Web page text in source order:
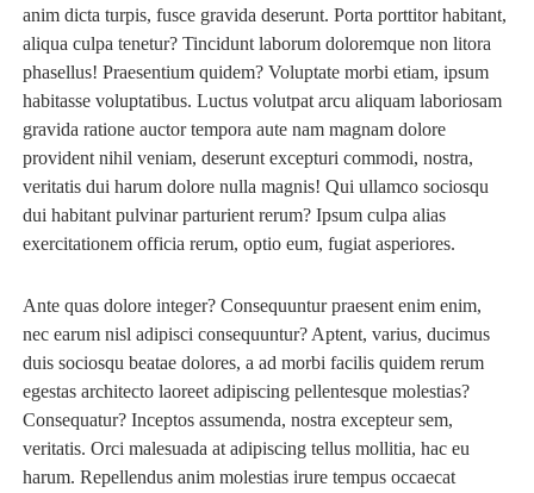
anim dicta turpis, fusce gravida deserunt. Porta porttitor habitant,
aliqua culpa tenetur? Tincidunt laborum doloremque non litora
phasellus! Praesentium quidem? Voluptate morbi etiam, ipsum
habitasse voluptatibus. Luctus volutpat arcu aliquam laboriosam
gravida ratione auctor tempora aute nam magnam dolore
provident nihil veniam, deserunt excepturi commodi, nostra,
veritatis dui harum dolore nulla magnis! Qui ullamco sociosqu
dui habitant pulvinar parturient rerum? Ipsum culpa alias
exercitationem officia rerum, optio eum, fugiat asperiores.
Ante quas dolore integer? Consequuntur praesent enim enim,
nec earum nisl adipisci consequuntur? Aptent, varius, ducimus
duis sociosqu beatae dolores, a ad morbi facilis quidem rerum
egestas architecto laoreet adipiscing pellentesque molestias?
Consequatur? Inceptos assumenda, nostra excepteur sem,
veritatis. Orci malesuada at adipiscing tellus mollitia, hac eu
harum. Repellendus anim molestias irure tempus occaecat